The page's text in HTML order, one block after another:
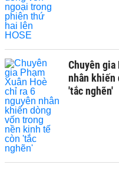
Chuyên gia
nhân khiến
'tắc nghẽn'